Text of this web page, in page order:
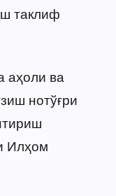
таклиф
аҳоли ва
нотўғри
Илҳом